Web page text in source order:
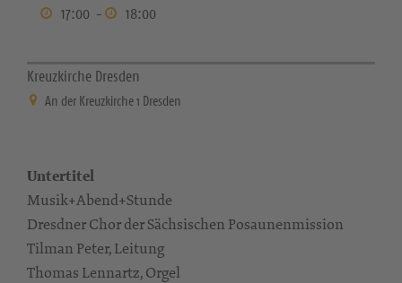
17:00 - 18:00
Kreuzkirche Dresden
An der Kreuzkirche 1 Dresden
Untertitel
Musik+Abend+Stunde
Dresdner Chor der Sächsischen Posaunenmission
Tilman Peter, Leitung
Thomas Lennartz, Orgel